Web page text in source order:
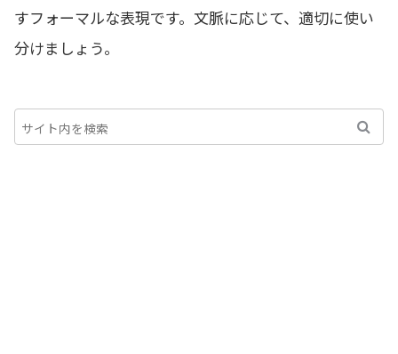
すフォーマルな表現です。文脈に応じて、適切に使い
分けましょう。